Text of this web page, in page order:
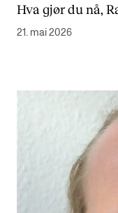
Hva gjør du nå,
21. mai 2026